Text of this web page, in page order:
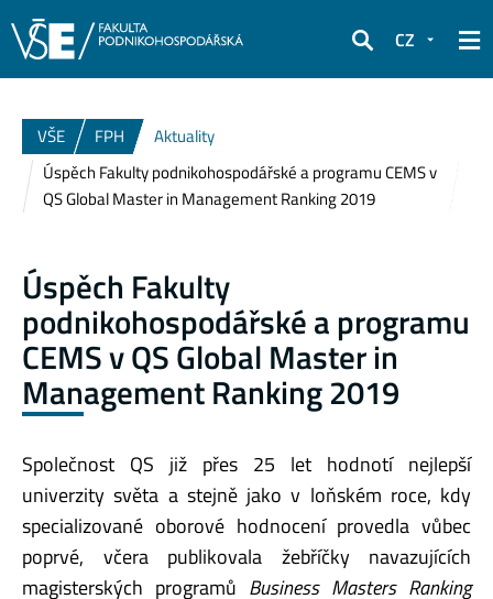
Hledat
CZ
VŠE FPH
Aktuality
Úspěch Fakulty podnikohospodářské a programu CEMS v
QS Global Master in Management Ranking 2019
Úspěch Fakulty
podnikohospodářské a programu
CEMS v QS Global Master in
Management Ranking 2019
Společnost QS již přes 25 let hodnotí nejlepší
univerzity světa a stejně jako v loňském roce, kdy
specializované oborové hodnocení provedla vůbec
poprvé, včera publikovala žebříčky navazujících
magisterských programů Business Masters Ranking